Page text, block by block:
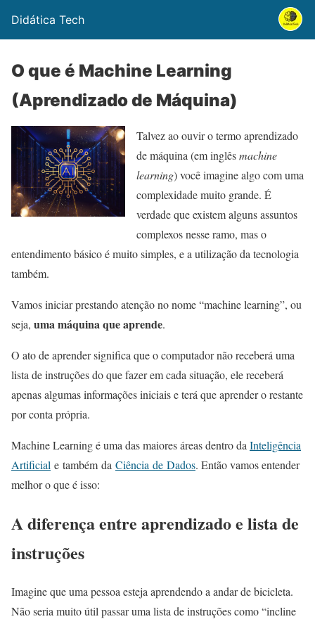
Didática Tech
O que é Machine Learning
(Aprendizado de Máquina)
Talvez ao ouvir o termo aprendizado
de máquina (em inglêsmachine
learning) você imagine algo com uma
complexidade muito grande. É
verdade que existem alguns assuntos
complexos nesse ramo, mas o
entendimento básico é muito simples, e a utilização da tecnologia
também.
Vamos iniciar prestando atenção no nome “machine learning”, ou
seja, uma máquina que aprende.
O ato de aprender significa que o computador não receberá uma
lista de instruções do que fazer em cada situação, ele receberá
apenas algumas informações iniciais e terá que aprender o restante
por conta própria.
Machine Learning é uma das maiores áreas dentro da Inteligência
Artificial e também da Ciência de Dados. Então vamos entender
melhor o que é isso:
A diferença entre aprendizado e lista de
instruções
Imagine que uma pessoa esteja aprendendo a andar de bicicleta.
Não seria muito útil passar uma lista de instruções como “incline